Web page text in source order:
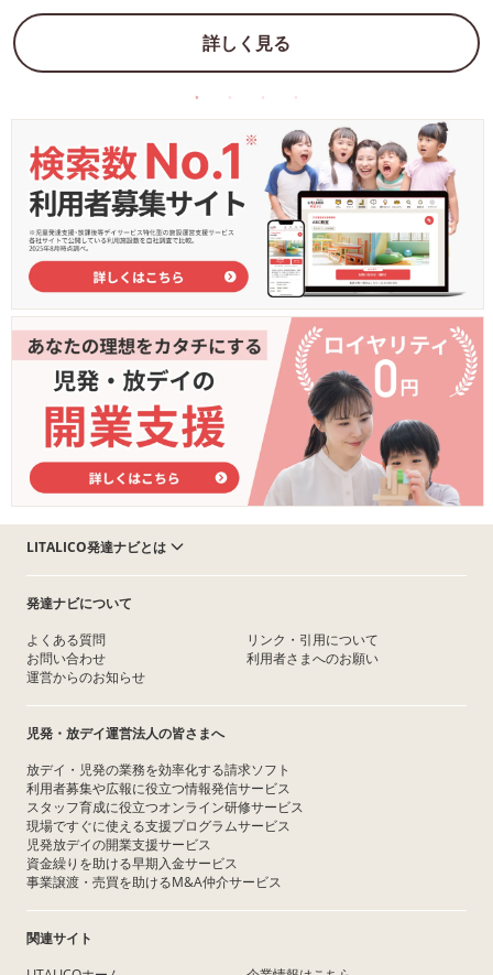
詳しく見る
LITALICO発達ナビとは
発達ナビについて
よくある質問
お問い合わせ
運営からのお知らせ
リンク・引用について
利用者さまへのお願い
児発・放デイ運営法人の皆さまへ
放デイ・児発の業務を効率化する請求ソフト
利用者募集や広報に役立つ情報発信サービス
スタッフ育成に役立つオンライン研修サービス
現場ですぐに使える支援プログラムサービス
児発放デイの開業支援サービス
資金繰りを助ける早期入金サービス
事業譲渡・売買を助けるM&A仲介サービス
関連サイト